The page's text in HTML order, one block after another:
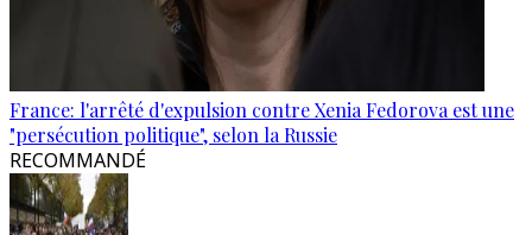
France: l'arrêté d'expulsion contre Xenia Fedorova est une
"persécution politique", selon la Russie
RECOMMANDÉ